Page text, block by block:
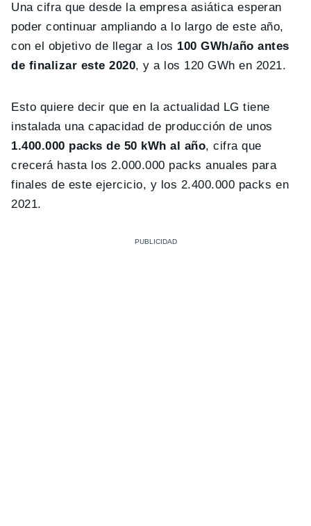
Una cifra que desde la empresa asiática esperan
poder continuar ampliando a lo largo de este año,
con el objetivo de llegar a los 100 GWh/año antes
de finalizar este 2020, y a los 120 GWh en 2021.
Esto quiere decir que en la actualidad LG tiene
instalada una capacidad de producción de unos
1.400.000 packs de 50 kWh al año, cifra que
crecerá hasta los 2.000.000 packs anuales para
finales de este ejercicio, y los 2.400.000 packs en
2021.